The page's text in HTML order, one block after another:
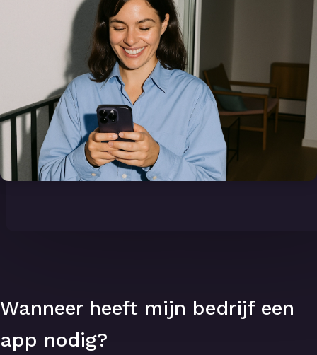
Wanneer heeft mijn bedrijf een
app nodig?